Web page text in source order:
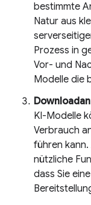
bestimmte
Natur aus
Prozess in
Vor- und
Modelle die
KI-Modelle
Verbrauch
führen kann.
nützliche
dass Sie